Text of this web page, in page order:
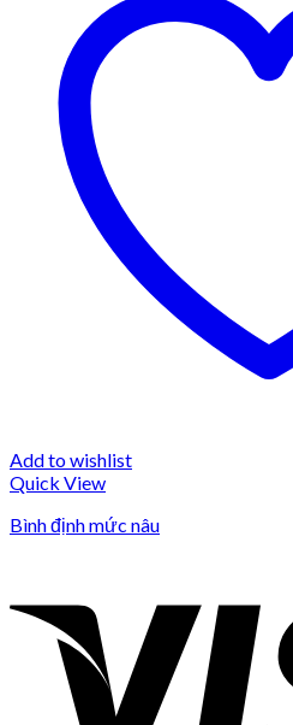
Add to wishlist
Quick View
Bình định mức nâu